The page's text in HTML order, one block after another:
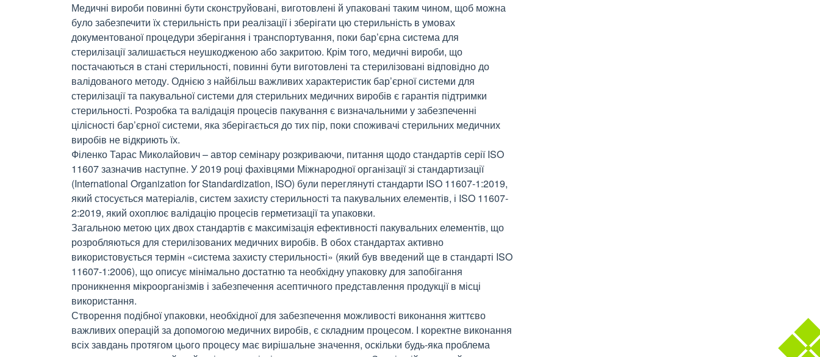
Медичні вироби повинні бути сконструйовані, виготовлені й упаковані таким чином, щоб можна
було забезпечити їх стерильність при реалізації і зберігати цю стерильність в умовах
документованої процедури зберігання і транспортування, поки бар’єрна система для
стерилізації залишається неушкодженою або закритою. Крім того, медичні вироби, що
постачаються в стані стерильності, повинні бути виготовлені та стерилізовані відповідно до
валідованого методу. Однією з найбільш важливих характеристик бар’єрної системи для
стерилізації та пакувальної системи для стерильних медичних виробів є гарантія підтримки
стерильності. Розробка та валідація процесів пакування є визначальними у забезпеченні
цілісності бар’єрної системи, яка зберігається до тих пір, поки споживачі стерильних медичних
виробів не відкриють їх.
Філенко Тарас Миколайович – автор семінару розкриваючи, питання щодо стандартів серії ISO
11607 зазначив наступне. У 2019 році фахівцями Міжнародної організації зі стандартизації
(International Organization for Standardization, ISO) були переглянуті стандарти ISO 11607-1:2019,
який стосується матеріалів, систем захисту стерильності та пакувальних елементів, і ISO 11607-
2:2019, який охоплює валідацію процесів герметизації та упаковки.
Загальною метою цих двох стандартів є максимізація ефективності пакувальних елементів, що
розробляються для стерилізованих медичних виробів. В обох стандартах активно
використовується термін «система захисту стерильності» (який був введений ще в стандарті ISO
11607-1:2006), що описує мінімально достатню та необхідну упаковку для запобігання
проникнення мікроорганізмів і забезпечення асептичного представлення продукції в місці
використання.
Створення подібної упаковки, необхідної для забезпечення можливості виконання життєво
важливих операцій за допомогою медичних виробів, є складним процесом. І коректне виконання
всіх завдань протягом цього процесу має вирішальне значення, оскільки будь-яка проблема